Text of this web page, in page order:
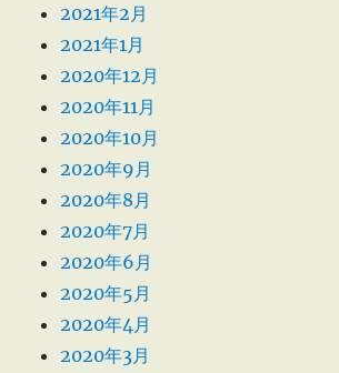
2021年2月
2021年1月
2020年12月
2020年11月
2020年10月
2020年9月
2020年8月
2020年7月
2020年6月
2020年5月
2020年4月
2020年3月